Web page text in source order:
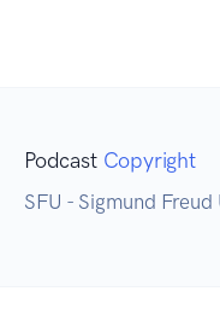
Podcast Copyright
SFU - Sigmund